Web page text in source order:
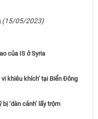
(15/05/2023)
của IS ở Syria
khiêu khích’ tại Biển Đông
‘dàn cảnh’ lấy trộm